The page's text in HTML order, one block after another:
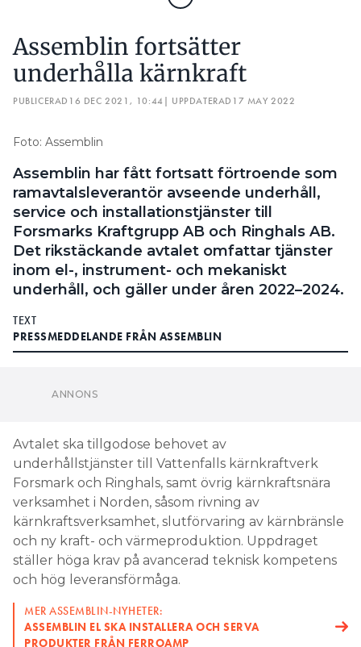
Assemblin fortsätter
underhålla kärnkraft
PUBLICERAD 16 DEC 2021, 10:44| UPPDATERAD 17 MAY 2022
Foto: Assemblin
Assemblin har fått fortsatt förtroende som
ramavtalsleverantör avseende underhåll,
service och installationstjänster till
Forsmarks Kraftgrupp AB och Ringhals AB.
Det rikstäckande avtalet omfattar tjänster
inom el-, instrument- och mekaniskt
underhåll, och gäller under åren 2022–2024.
TEXT
PRESSMEDDELANDE FRÅN ASSEMBLIN
underhållstjänster till Vattenfalls kärnkraftverk
verksamhet i Norden, såsom rivning av
kärnkraftsverksamhet, slutförvaring av kärnbränsle
och ny kraft- och värmeproduktion. Uppdraget
ställer höga krav på avancerad teknisk kompetens
och hög leveransförmåga.
MER ASSEMBLIN-NYHETER:
ASSEMBLIN EL SKA INSTALLERA OCH SERVA
PRODUKTER FRÅN FERROAMP
LÄS OCKSÅ:
130-MILJONERSORDER TILL ASSEMBLIN I GÖTEBORG